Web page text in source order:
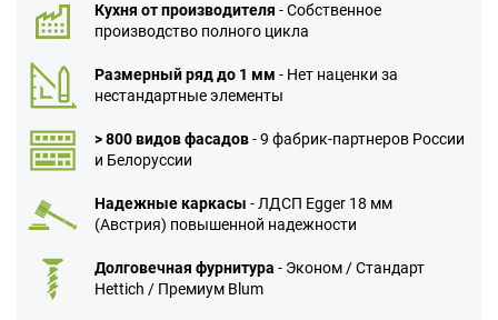
Кухня от производителя - Собственное
производство полного цикла
Размерный ряд до 1 мм - Нет наценки за
нестандартные элементы
> 800 видов фасадов- 9 фабрик-партнеров России
и Белоруссии
Надежные каркасы - ЛДСП Egger 18 мм
(Австрия) повышенной надежности
Долговечная фурнитура - Эконом / Стандарт
Hettich / Премиум Blum